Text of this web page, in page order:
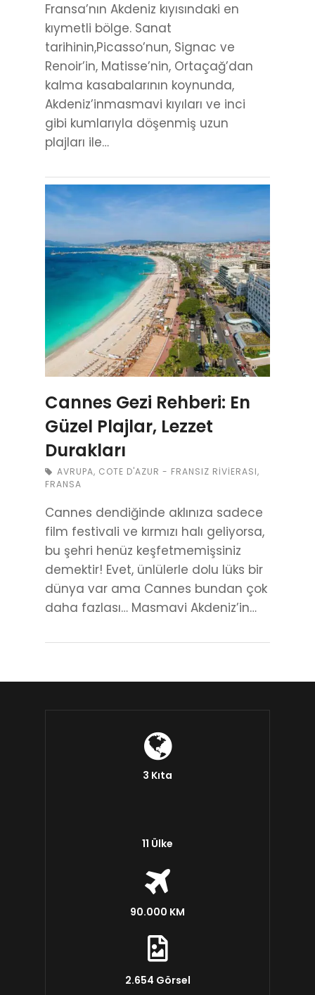
Fransa’nın Akdeniz kıyısındaki en
kıymetli bölge. Sanat
tarihinin,Picasso’nun, Signac ve
Renoir’in, Matisse’nin, Ortaçağ’dan
kalma kasabalarının koynunda,
Akdeniz’inmasmavi kıyıları ve inci
gibi kumlarıyla döşenmiş uzun
plajları ile…
Cannes Gezi Rehberi: En
Güzel Plajlar, Lezzet
Durakları
AVRUPA, COTE D'AZUR - FRANSIZ RIVIERASI,
FRANSA
Cannes dendiğinde aklınıza sadece
film festivali ve kırmızı halı geliyorsa,
bu şehri henüz keşfetmemişsiniz
demektir! Evet, ünlülerle dolu lüks bir
dünya var ama Cannes bundan çok
daha fazlası… Masmavi Akdeniz’in…
3 Kıta
11 Ülke
90.000 KM
2.654 Görsel